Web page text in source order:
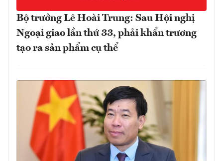
Bộ trưởng Lê Hoài Trung: Sau Hội nghị
Ngoại giao lần thứ 33, phải khẩn trương
tạo ra sản phẩm cụ thể